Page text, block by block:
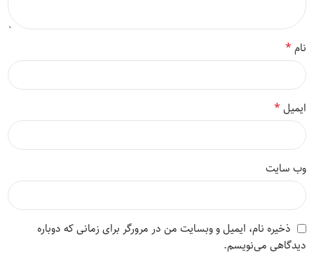
نام*
ایمیل*
وب‌ سایت
ذخیره نام، ایمیل و وبسایت من در مرورگر برای زمانی که دوباره
دیدگاهی می‌نویسم.